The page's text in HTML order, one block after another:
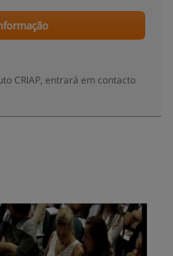
CRIAP, entrará em contacto